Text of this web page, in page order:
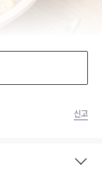
라 제조되어 식품 또
라는 표시입니다.
신고